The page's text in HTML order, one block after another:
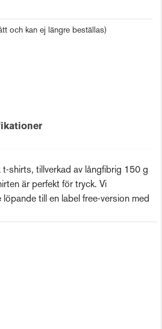
och kan ej längre beställas)
t-shirts, tillverkad av långfibrig 150 g
är perfekt för tryck. Vi
till en label free-version med